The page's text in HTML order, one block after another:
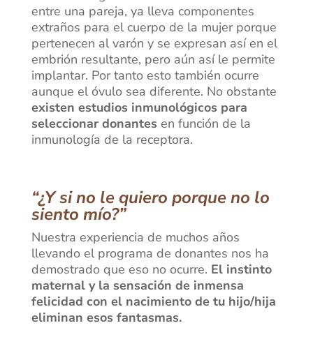
entre una pareja, ya lleva componentes
extraños para el cuerpo de la mujer porque
pertenecen al varón y se expresan así en el
embrión resultante, pero aún así le permite
implantar. Por tanto esto también ocurre
aunque el óvulo sea diferente. No obstante
existen estudios inmunológicos para
seleccionar donantes en función de la
inmunología de la receptora.
“¿Y si no le quiero porque no lo
siento mío?”
Nuestra experiencia de muchos años
llevando el programa de donantes nos ha
demostrado que eso no ocurre. El instinto
maternal y la sensación de inmensa
felicidad con el nacimiento de tu hijo/hija
eliminan esos fantasmas.